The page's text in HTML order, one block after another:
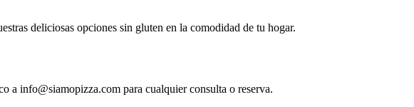
deliciosas opciones sin gluten en la comodidad de tu hogar.
a info@siamopizza.com para cualquier consulta o reserva.